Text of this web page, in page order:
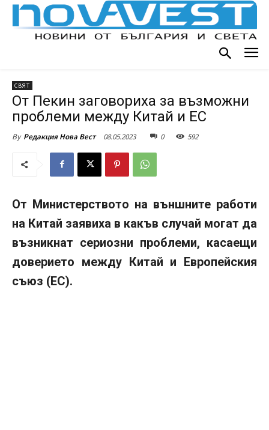
СВЯТ
От Пекин заговориха за възможни
проблеми между Китай и ЕС
By Редакция Нова Вест 08.05.2023 0 592
От Министерството на външните работи
на Китай заявиха в какъв случай могат да
възникнат сериозни проблеми, касаещи
доверието между Китай и Европейския
съюз (ЕС).